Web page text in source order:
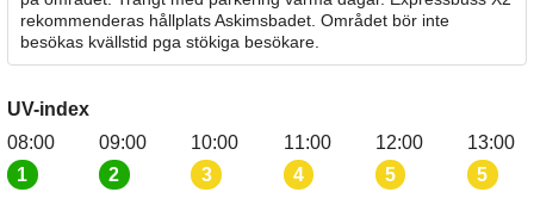
rekommenderas hållplats Askimsbadet. Området bör inte
besökas kvällstid pga stökiga besökare.
UV-index
08:00
1
09:00
2
10:00
3
11:00
4
12:00
5
13:00
5